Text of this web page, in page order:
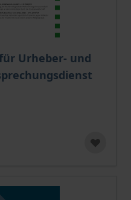
Urheber- und
sich nach der